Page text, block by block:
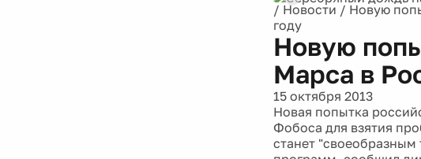
/ Новости / Новую
году
Новую
Марса в
15 октября 2013
Новая попытка
Фобоса для взятия
станет